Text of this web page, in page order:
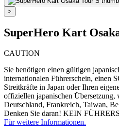
>
SuperHero Kart
CAUTION
Sie benötigen einen gültigen
internationalen Führerschein, einen
Streitkräfte in Japan oder Ihren
offiziellen japanischen Übersetzung,
Deutschland, Frankreich, Taiwan,
Denken Sie daran! KEIN
Für weitere Informationen.